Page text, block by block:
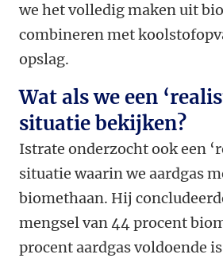
we het volledig maken uit
combineren met
opslag.
Wat als we een
situatie bekijken?
Istrate onderzocht ook een
situatie waarin we aardgas
biomethaan. Hij
mengsel van 44 procent
procent aardgas voldoende